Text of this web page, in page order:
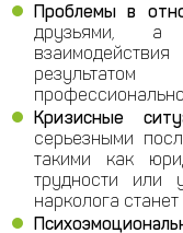
Проблемы в
друзьями, а
Кризисные
серьезными
такими как
трудности или
нарколога